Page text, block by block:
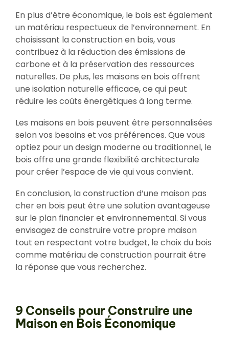
En plus d’être économique, le bois est également
un matériau respectueux de l’environnement. En
choisissant la construction en bois, vous
contribuez à la réduction des émissions de
carbone et à la préservation des ressources
naturelles. De plus, les maisons en bois offrent
une isolation naturelle efficace, ce qui peut
réduire les coûts énergétiques à long terme.
Les maisons en bois peuvent être personnalisées
selon vos besoins et vos préférences. Que vous
optiez pour un design moderne ou traditionnel, le
bois offre une grande flexibilité architecturale
pour créer l’espace de vie qui vous convient.
En conclusion, la construction d’une maison pas
cher en bois peut être une solution avantageuse
sur le plan financier et environnemental. Si vous
envisagez de construire votre propre maison
tout en respectant votre budget, le choix du bois
comme matériau de construction pourrait être
la réponse que vous recherchez.
9 Conseils pour Construire une
Maison en Bois Économique